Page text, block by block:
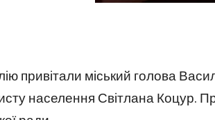
привітали міський голова
населення Світлана Коцур.